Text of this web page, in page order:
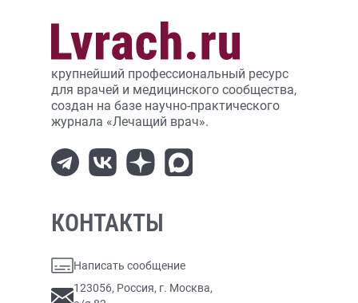
крупнейший профессиональный ресурс
для врачей и медицинского сообщества,
создан на базе научно-практического
журнала «Лечащий врач».
КОНТАКТЫ
Написать сообщение
123056, Россия, г. Москва,